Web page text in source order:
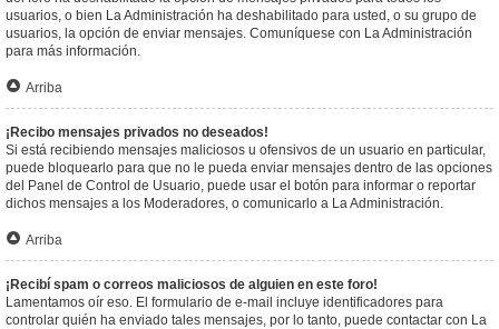
usuarios, o bien La Administración ha deshabilitado para usted, o su grupo de
usuarios, la opción de enviar mensajes. Comuníquese con La Administración
para más información.
Arriba
¡Recibo mensajes privados no deseados!
Si está recibiendo mensajes maliciosos u ofensivos de un usuario en particular,
puede bloquearlo para que no le pueda enviar mensajes dentro de las opciones
del Panel de Control de Usuario, puede usar el botón para informar o reportar
dichos mensajes a los Moderadores, o comunicarlo a La Administración.
Arriba
¡Recibí spam o correos maliciosos de alguien en este foro!
Lamentamos oír eso. El formulario de e-mail incluye identificadores para
controlar quién ha enviado tales mensajes, por lo tanto, puede contactar con La